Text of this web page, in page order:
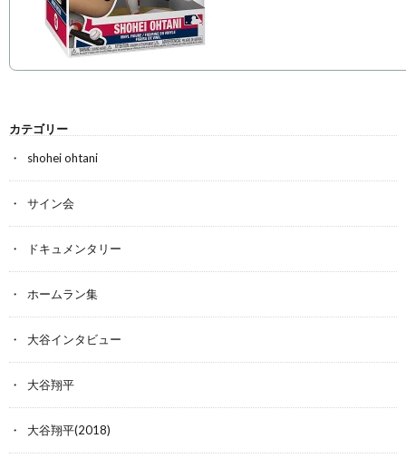
カテゴリー
shohei ohtani
サイン会
ドキュメンタリー
ホームラン集
大谷インタビュー
大谷翔平
大谷翔平(2018)